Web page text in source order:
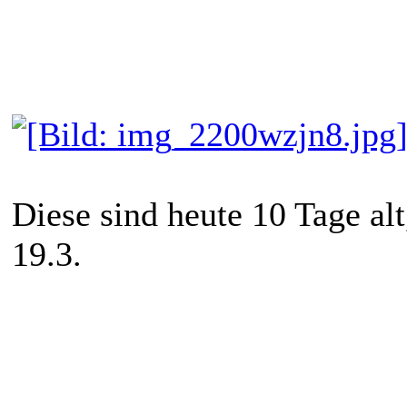
Diese sind heute 10 Tage
19.3.